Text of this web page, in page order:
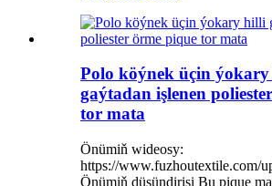
Polo köýnek üçin
gaýtadan işlenen
tor mata
Önümiň wideosy:
https://www.fuzhoutextile.com/
Önümiň düşündirişi Bu pique